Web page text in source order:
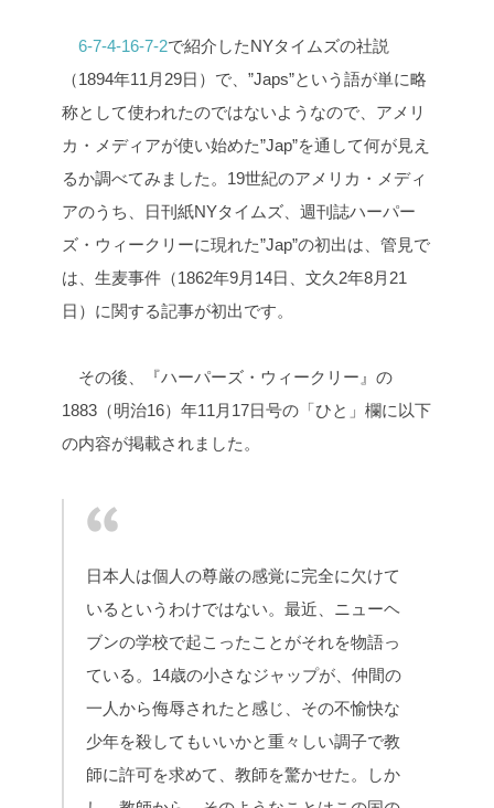
6-7-4-16-7-2で紹介したNYタイムズの社説
（1894年11月29日）で、”Japs”という語が単に略
称として使われたのではないようなので、アメリ
カ・メディアが使い始めた”Jap”を通して何が見え
るか調べてみました。19世紀のアメリカ・メディ
アのうち、日刊紙NYタイムズ、週刊誌ハーパー
ズ・ウィークリーに現れた”Jap”の初出は、管見で
は、生麦事件（1862年9月14日、文久2年8月21
日）に関する記事が初出です。
その後、『ハーパーズ・ウィークリー』の
1883（明治16）年11月17日号の「ひと」欄に以下
の内容が掲載されました。
日本人は個人の尊厳の感覚に完全に欠けて
いるというわけではない。最近、ニューヘ
ブンの学校で起こったことがそれを物語っ
ている。14歳の小さなジャップが、仲間の
一人から侮辱されたと感じ、その不愉快な
少年を殺してもいいかと重々しい調子で教
師に許可を求めて、教師を驚かせた。しか